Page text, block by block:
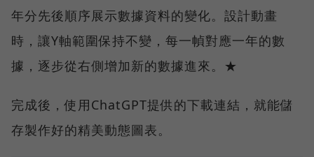
年分先後順序展示數據資料的變化。設計動畫
時，讓Y軸範圍保持不變，每一幀對應一年的數
據，逐步從右側增加新的數據進來。★
完成後，使用ChatGPT提供的下載連結，就能儲
存製作好的精美動態圖表。